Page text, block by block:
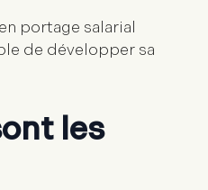
portage salarial
de développer sa
les